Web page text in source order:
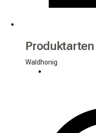
Produktarten
Waldhonig